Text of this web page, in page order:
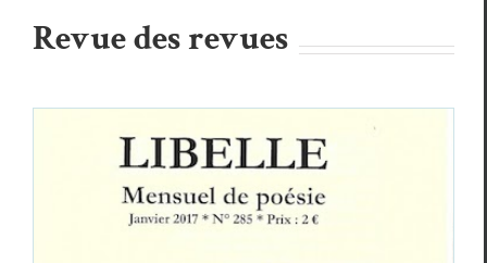
Revue des revues